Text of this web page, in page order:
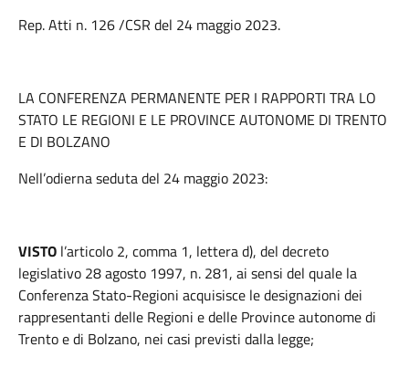
Rep. Atti n. 126 /CSR del 24 maggio 2023.
LA CONFERENZA PERMANENTE PER I RAPPORTI TRA LO
STATO LE REGIONI E LE PROVINCE AUTONOME DI TRENTO
E DI BOLZANO
Nell’odierna seduta del 24 maggio 2023:
VISTO l’articolo 2, comma 1, lettera d), del decreto
legislativo 28 agosto 1997, n. 281, ai sensi del quale la
Conferenza Stato-Regioni acquisisce le designazioni dei
rappresentanti delle Regioni e delle Province autonome di
Trento e di Bolzano, nei casi previsti dalla legge;